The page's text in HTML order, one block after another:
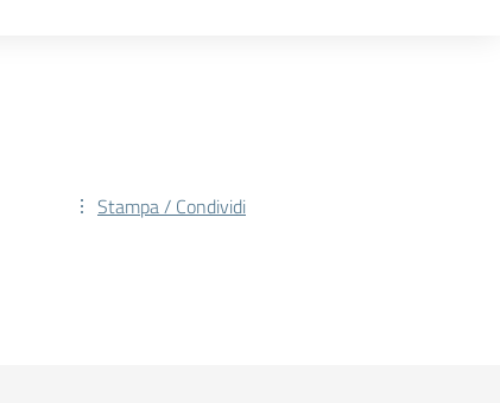
Stampa / Condividi